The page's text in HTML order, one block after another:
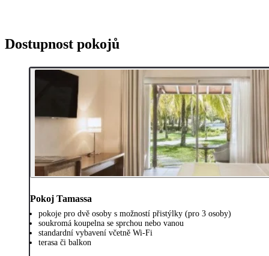
Dostupnost pokojů
Pokoj Tamassa
pokoje pro dvě osoby s možností přistýlky (pro 3 osoby)
soukromá koupelna se sprchou nebo vanou
standardní vybavení včetně Wi-Fi
terasa či balkon